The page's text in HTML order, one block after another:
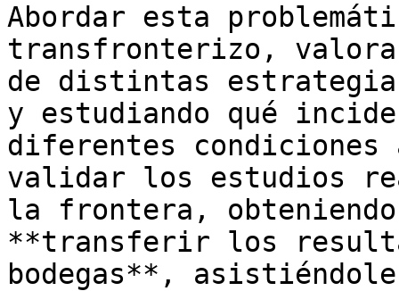
Abordar esta
transfronterizo,
de distintas
y estudiando qué
diferentes condiciones
validar los estudios
la frontera,
**transferir los
bodegas**,